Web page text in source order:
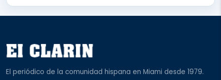
El periódico de la comunidad hispana en Miami desde 1979.